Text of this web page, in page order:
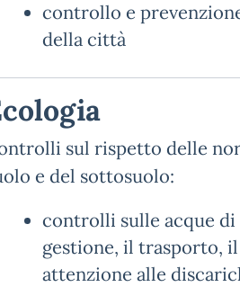
controllo e
della città
sul rispetto delle
e del sottosuolo:
controlli sulle acque
gestione, il trasporto,
attenzione alle